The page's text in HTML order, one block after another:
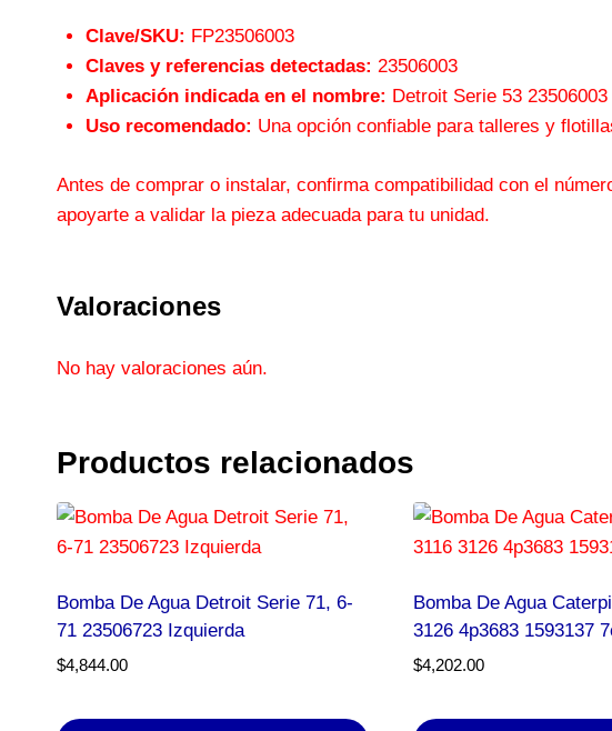
Clave/SKU: FP23506003
Claves y referencias detectadas: 23506003
Aplicación indicada en el nombre: Detroit Serie 53
Uso recomendado: Una opción confiable para talleres y
Antes de comprar o instalar, confirma compatibilidad con el
apoyarte a validar la pieza adecuada para tu unidad.
Valoraciones
No hay valoraciones aún.
Productos relacionados
Bomba De Agua Detroit Serie 71, 6-
71 23506723 Izquierda
$4,844.00
Bomba De Agua
3126 4p3683 1593137
$4,202.00